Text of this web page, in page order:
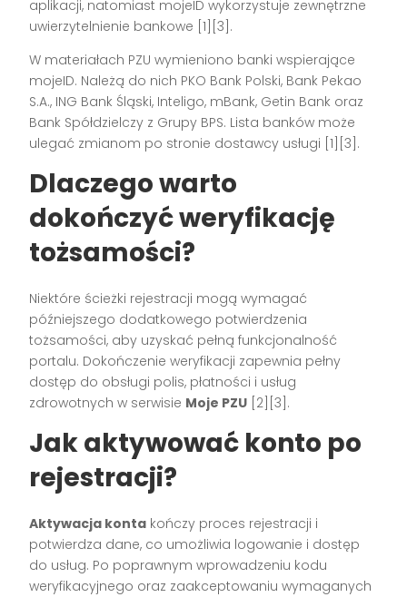
aplikacji, natomiast mojeID wykorzystuje zewnętrzne
uwierzytelnienie bankowe [1][3].
W materiałach PZU wymieniono banki wspierające
mojeID. Należą do nich PKO Bank Polski, Bank Pekao
S.A., ING Bank Śląski, Inteligo, mBank, Getin Bank oraz
Bank Spółdzielczy z Grupy BPS. Lista banków może
ulegać zmianom po stronie dostawcy usługi [1][3].
Dlaczego warto
dokończyć weryfikację
tożsamości?
Niektóre ścieżki rejestracji mogą wymagać
późniejszego dodatkowego potwierdzenia
tożsamości, aby uzyskać pełną funkcjonalność
portalu. Dokończenie weryfikacji zapewnia pełny
dostęp do obsługi polis, płatności i usług
zdrowotnych w serwisie Moje PZU [2][3].
Jak aktywować konto po
rejestracji?
Aktywacja konta kończy proces rejestracji i
potwierdza dane, co umożliwia logowanie i dostęp
do usług. Po poprawnym wprowadzeniu kodu
weryfikacyjnego oraz zaakceptowaniu wymaganych